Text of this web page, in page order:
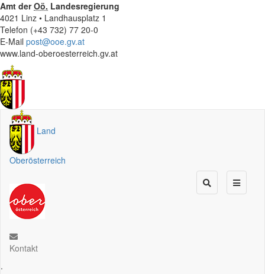
Amt derOö. Landesregierung
4021 Linz • Landhausplatz 1
Telefon (+43 732) 77 20-0
E-Mail post@ooe.gv.at
www.land-oberoesterreich.gv.at
Land
Oberösterreich
Kontakt
.